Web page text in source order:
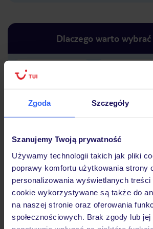
Zgoda Szczegóły
Szanujemy Twoją prywatność
Używamy technologii takich jak pliki
poprawy komfortu użytkowania strony
personalizowania wyświetlanych
cookie wykorzystywane są także do
na naszej stronie oraz oferowania
społecznościowych. Brak zgody lub
Dlaczego warto wybrać
podróży w
Hotel
Opinie